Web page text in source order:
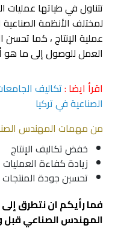
تتناول في طياتها عمليات
لمختلف الأنظمة
عملية الإنتاج ، كما
العمل للوصول إلى ما
اقرأ ايضا :تكاليف
الصناعية في تركيا
من مهمات المهندس
خفض تكاليف الإنتاج
زيادة كفاءة العمليات
تحسين جودة
فما رأيكم ان نتطرق
المهندس الصناعي قبل